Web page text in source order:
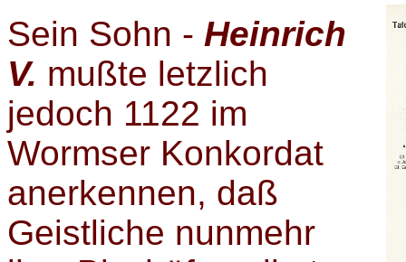
Sein Sohn - Heinrich
V. mußte letzlich
jedoch 1122 im
Wormser Konkordat
anerkennen, daß
Geistliche nunmehr